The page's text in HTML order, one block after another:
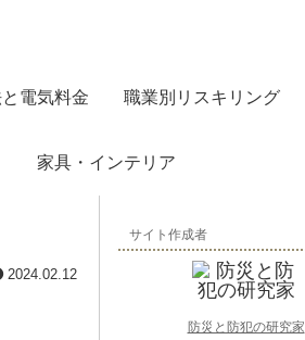
電気料金 職業別リスキリング
家具・インテリア
2024.02.12
サイト作成者
防災と防犯の研究家